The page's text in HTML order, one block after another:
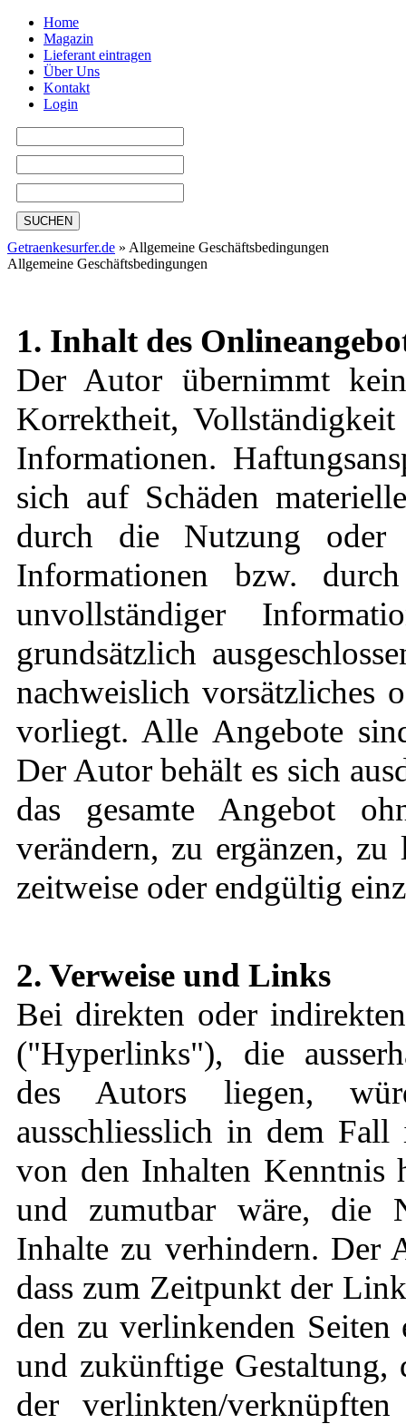
Home
Magazin
Lieferant eintragen
Über Uns
Kontakt
Login
SUCHEN
Getraenkesurfer.de » Allgemeine Geschäftsbedingungen
Allgemeine Geschäftsbedingungen
1. Inhalt des
Der Autor übernimmt
Korrektheit,
Informationen.
sich auf Schäden
durch die Nutzung oder
Informationen bzw.
unvollständiger
grundsätzlich
nachweislich vorsätzliches
vorliegt. Alle Angebote
Der Autor behält es sich
das gesamte Angebot
verändern, zu ergänzen,
zeitweise oder endgültig
2. Verweise und Links
Bei direkten oder
("Hyperlinks"), die
des Autors liegen,
ausschliesslich in dem
von den Inhalten Kenntnis
und zumutbar wäre, die
Inhalte zu verhindern. Der
dass zum Zeitpunkt der
den zu verlinkenden
und zukünftige Gestaltung,
der verlinkten/